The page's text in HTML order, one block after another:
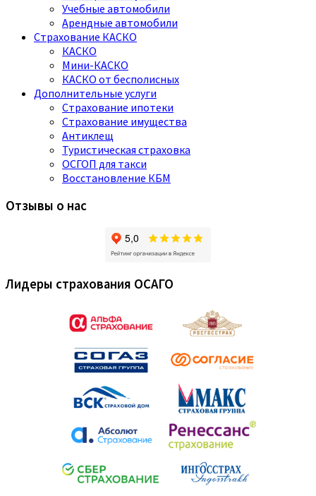
Учебные автомобили
Арендные автомобили
Страхование КАСКО
КАСКО
Мини-КАСКО
КАСКО от бесполисных
Дополнительные услуги
Страхование ипотеки
Страхование имущества
Антиклещ
Туристическая страховка
ОСГОП для такси
Восстановление КБМ
Отзывы о нас
Лидеры страхования ОСАГО